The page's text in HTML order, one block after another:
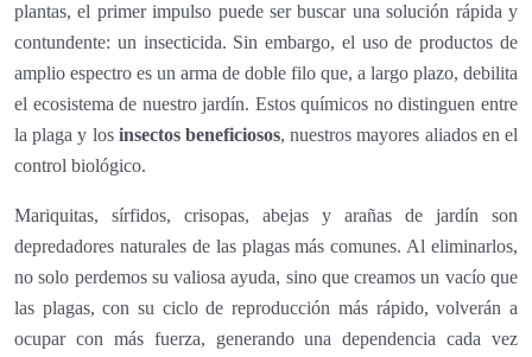
plantas, el primer impulso puede ser buscar una solución rápida y
contundente: un insecticida. Sin embargo, el uso de productos de
amplio espectro es un arma de doble filo que, a largo plazo, debilita
el ecosistema de nuestro jardín. Estos químicos no distinguen entre
la plaga y los insectos beneficiosos, nuestros mayores aliados en el
control biológico.
Mariquitas, sírfidos, crisopas, abejas y arañas de jardín son
depredadores naturales de las plagas más comunes. Al eliminarlos,
no solo perdemos su valiosa ayuda, sino que creamos un vacío que
las plagas, con su ciclo de reproducción más rápido, volverán a
ocupar con más fuerza, generando una dependencia cada vez